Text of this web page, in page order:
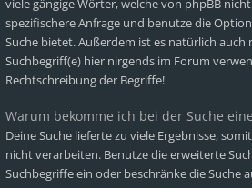
viele gängige Wörter, welche von phpBB
spezifischere Anfrage und benutze die
Suche bietet. Außerdem ist es natürlich auch
Suchbegriff(e) hier nirgends im Forum
Rechtschreibung der Begriffe!
Warum bekomme ich bei der Suche
Deine Suche lieferte zu viele Ergebnisse,
nicht verarbeiten. Benutze die erweiterte
Suchbegriffe ein oder beschränke die Suche